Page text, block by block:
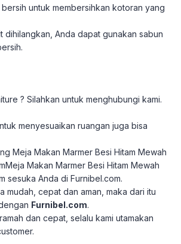
untuk membersihkan kotoran yang
dihilangkan, Anda dapat gunakan sabun
? Silahkan untuk menghubungi kami.
menyesuaikan ruangan juga bisa
Meja Makan Marmer Besi Hitam Mewah
Makan Marmer Besi Hitam Mewah
sesuka Anda di Furnibel.com.
mudah, cepat dan aman, maka dari itu
Furnibel.com.
dan cepat, selalu kami utamakan